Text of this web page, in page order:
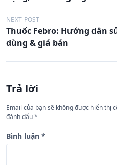
u
h
n
b
à
i
NEXT POST
Thuốc Febro: Hướng dẫn
dùng & giá bán
Trả lời
Email của bạn sẽ không được hiển thị
đánh dấu*
Bình luận *